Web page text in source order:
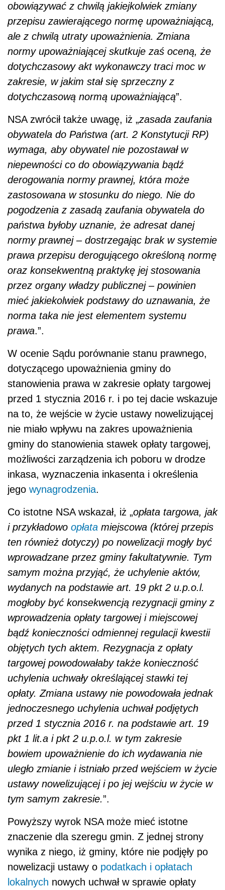
obowiązywać z chwilą jakiejkolwiek zmiany
przepisu zawierającego normę upoważniającą,
ale z chwilą utraty upoważnienia. Zmiana
normy upoważniającej skutkuje zaś oceną, że
dotychczasowy akt wykonawczy traci moc w
zakresie, w jakim stał się sprzeczny z
dotychczasową normą upoważniającą”.
NSA zwrócił także uwagę, iż „zasada zaufania
obywatela do Państwa (art. 2 Konstytucji RP)
wymaga, aby obywatel nie pozostawał w
niepewności co do obowiązywania bądź
derogowania normy prawnej, która może
zastosowana w stosunku do niego. Nie do
pogodzenia z zasadą zaufania obywatela do
państwa byłoby uznanie, że adresat danej
normy prawnej – dostrzegając brak w systemie
prawa przepisu derogującego określoną normę
oraz konsekwentną praktykę jej stosowania
przez organy władzy publicznej – powinien
mieć jakiekolwiek podstawy do uznawania, że
norma taka nie jest elementem systemu
prawa.”.
W ocenie Sądu porównanie stanu prawnego,
dotyczącego upoważnienia gminy do
stanowienia prawa w zakresie opłaty targowej
przed 1 stycznia 2016 r. i po tej dacie wskazuje
na to, że wejście w życie ustawy nowelizującej
nie miało wpływu na zakres upoważnienia
gminy do stanowienia stawek opłaty targowej,
możliwości zarządzenia ich poboru w drodze
inkasa, wyznaczenia inkasenta i określenia
jego wynagrodzenia.
Co istotne NSA wskazał, iż „opłata targowa, jak
i przykładowo opłata miejscowa (której przepis
ten również dotyczy) po nowelizacji mogły być
wprowadzane przez gminy fakultatywnie. Tym
samym można przyjąć, że uchylenie aktów,
wydanych na podstawie art. 19 pkt 2 u.p.o.l.
mogłoby być konsekwencją rezygnacji gminy z
wprowadzenia opłaty targowej i miejscowej
bądź konieczności odmiennej regulacji kwestii
objętych tych aktem. Rezygnacja z opłaty
targowej powodowałaby także konieczność
uchylenia uchwały określającej stawki tej
opłaty. Zmiana ustawy nie powodowała jednak
jednoczesnego uchylenia uchwał podjętych
przed 1 stycznia 2016 r. na podstawie art. 19
pkt 1 lit.a i pkt 2 u.p.o.l. w tym zakresie
bowiem upoważnienie do ich wydawania nie
uległo zmianie i istniało przed wejściem w życie
ustawy nowelizującej i po jej wejściu w życie w
tym samym zakresie.”.
Powyższy wyrok NSA może mieć istotne
znaczenie dla szeregu gmin. Z jednej strony
wynika z niego, iż gminy, które nie podjęły po
nowelizacji ustawy o podatkach i opłatach
lokalnych nowych uchwał w sprawie opłaty